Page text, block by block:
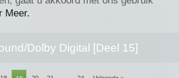
Meer.
Dolby Digital [Deel 15]